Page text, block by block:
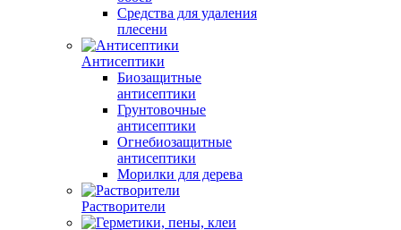
Средства для удаления
плесени
Антисептики
Биозащитные
антисептики
Грунтовочные
антисептики
Огнебиозащитные
антисептики
Морилки для дерева
Растворители